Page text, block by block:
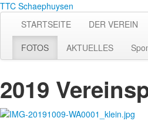
TTC Schaephuysen
STARTSEITE
DER VEREIN
FOTOS
AKTUELLES
2019